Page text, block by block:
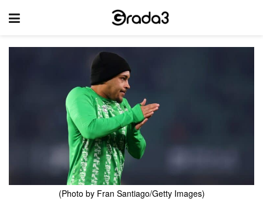
(Photo by Fran Santiago/Getty Images)